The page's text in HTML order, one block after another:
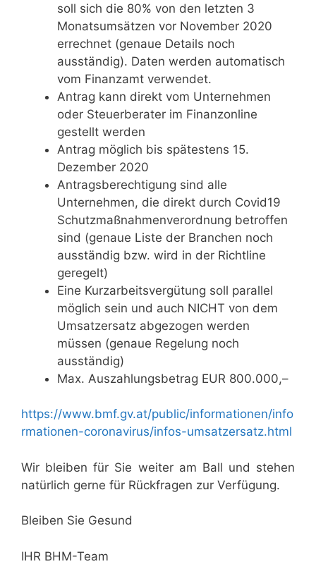
soll sich die 80% von den letzten 3
Monatsumsätzen vor November 2020
errechnet (genaue Details noch
ausständig). Daten werden automatisch
vom Finanzamt verwendet.
Antrag kann direkt vom Unternehmen
oder Steuerberater im Finanzonline
gestellt werden
Antrag möglich bis spätestens 15.
Dezember 2020
Antragsberechtigung sind alle
Unternehmen, die direkt durch Covid19
Schutzmaßnahmenverordnung betroffen
sind (genaue Liste der Branchen noch
ausständig bzw. wird in der Richtline
geregelt)
Eine Kurzarbeitsvergütung soll parallel
möglich sein und auch NICHT von dem
Umsatzersatz abgezogen werden
müssen (genaue Regelung noch
ausständig)
Max. Auszahlungsbetrag EUR 800.000,–
https://www.bmf.gv.at/public/informationen/info
rmationen-coronavirus/infos-umsatzersatz.html
Wir bleiben für Sie weiter am Ball und stehen
natürlich gerne für Rückfragen zur Verfügung.
Bleiben Sie Gesund
IHR BHM-Team